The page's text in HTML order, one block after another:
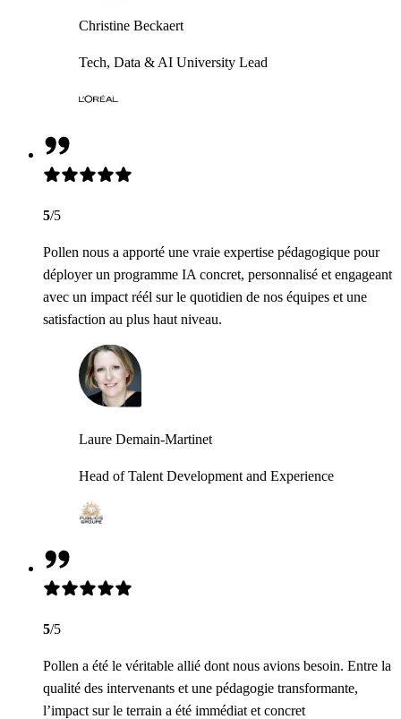
Christine Beckaert
Tech, Data & AI University Lead
5/5
Pollen nous a apporté une vraie expertise pédagogique pour
déployer un programme IA concret, personnalisé et engageant
avec un impact réél sur le quotidien de nos équipes et une
satisfaction au plus haut niveau.
Laure Demain-Martinet
Head of Talent Development and Experience
5/5
Pollen a été le véritable allié dont nous avions besoin. Entre la
qualité des intervenants et une pédagogie transformante,
l’impact sur le terrain a été immédiat et concret